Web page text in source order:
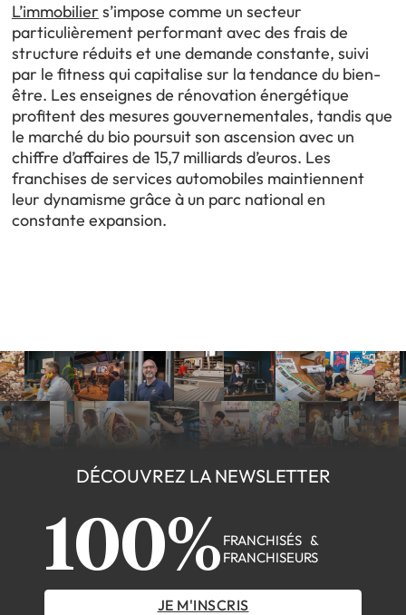
L’immobilier s’impose comme un secteur
particulièrement performant avec des frais de
structure réduits et une demande constante, suivi
par le fitness qui capitalise sur la tendance du bien-
être. Les enseignes de rénovation énergétique
profitent des mesures gouvernementales, tandis que
le marché du bio poursuit son ascension avec un
chiffre d’affaires de 15,7 milliards d’euros. Les
franchises de services automobiles maintiennent
leur dynamisme grâce à un parc national en
constante expansion.
DÉCOUVREZ LA NEWSLETTER
100% FRANCHISÉS &
FRANCHISEURS
JE M'INSCRIS